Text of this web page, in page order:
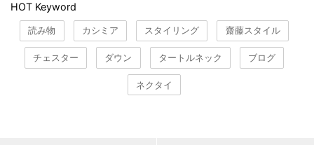
HOT Keyword
読み物 カシミア スタイリング 齋藤スタイル
チェスター ダウン タートルネック ブログ
ネクタイ